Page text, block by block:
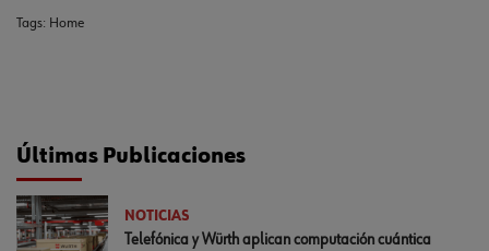
Tags: Home
Últimas Publicaciones
NOTICIAS
Telefónica y Würth aplican computación cuántica